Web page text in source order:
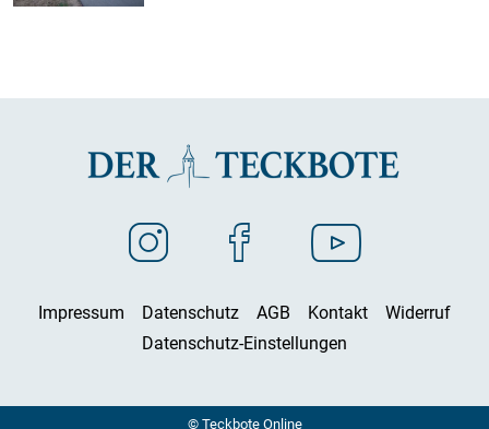
Impressum Datenschutz AGB Kontakt
Widerruf
Datenschutz-Einstellungen
© Teckbote Online